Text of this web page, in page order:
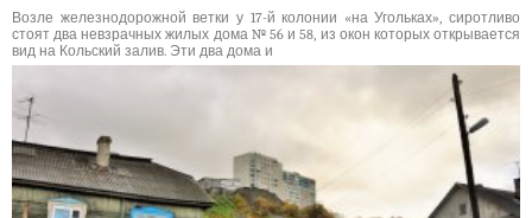
Возле железнодорожной ветки у 17-й колонии «на Угольках», сиротливо
стоят два невзрачных жилых дома № 56 и 58, из окон которых открывается
вид на Кольский залив. Эти два дома и